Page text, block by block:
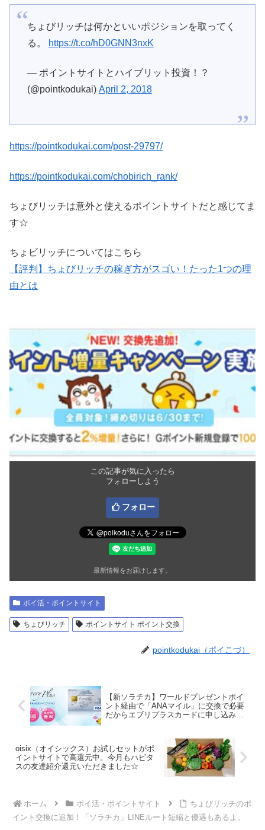
ちょびリッチは何かといいポジションを取ってく
る。
https://t.co/hD0GNN3nxK
— ポイントサイトとハイブリット投資！？
(@pointkodukai) April 2, 2018
https://pointkodukai.com/post-29797/
https://pointkodukai.com/chobirich_rank/
ちょびリッチは意外と使えるポイントサイトだと感じてま
す☆
ちょビリッチについてはこちら
【評判】ちょびリッチの稼ぎ方がスゴい！たった1つの理
由とは
この記事が気に入ったら
フォローしよう
フォロー
最新情報をお届けします。
ポイ活・ポイントサイト
ちょびリッチ ポイントサイト ポイント交換
pointkodukai（ポイこづ）
【新ソラチカ】ワールドプレゼントポイ
ント経由で「ANAマイル」に交換で必要
だからエブリプラスカードに申し込みま
oisix（オイシックス）お試しセットがポ
イントサイトで高還元中。今月もハピタ
スの友達紹介還元いただきました☆
ホーム ポイ活・ポイントサイト
ちょびリッチのポ
イント交換に追加！「ソラチカ」LINEルート短縮と優遇もあるよ。